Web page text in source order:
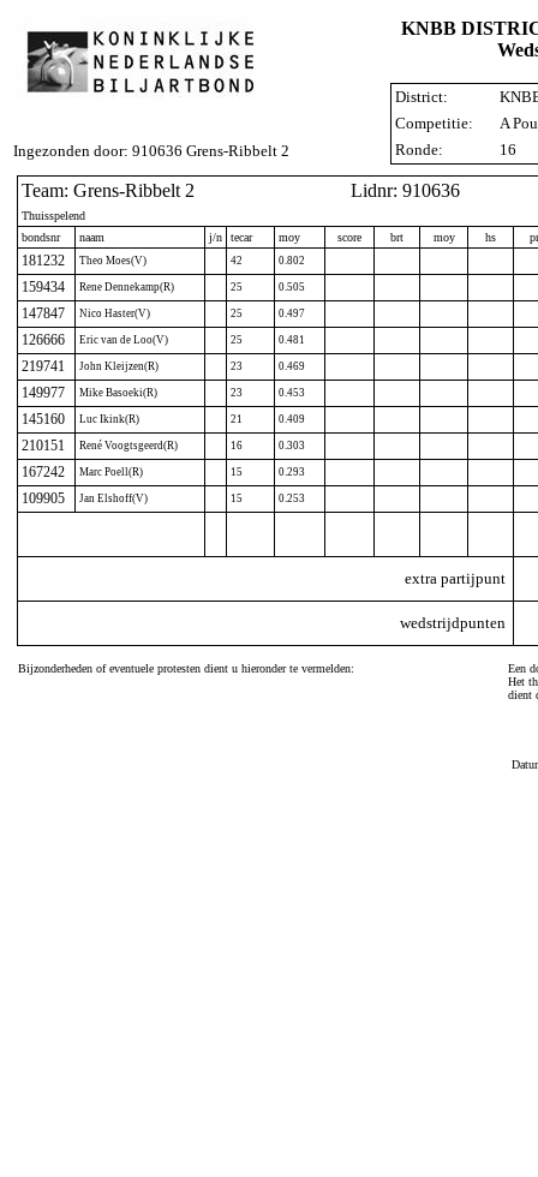
Ingezonden door: 910636 Grens-Ribbelt 2
KNBB
District:
Competitie:
A
Ronde:
16
Team: Grens-Ribbelt 2 Lidnr: 910636
Thuisspelend
bondsnr
naam j/n tecar moy score brt moy hs
181232 Theo Moes(V) 42 0.802
159434 Rene Dennekamp(R) 25 0.505
147847 Nico Haster(V) 25 0.497
126666 Eric van de Loo(V) 25 0.481
219741 John Kleijzen(R) 23 0.469
149977 Mike Basoeki(R) 23 0.453
145160 Luc Ikink(R) 21 0.409
210151 René Voogtsgeerd(R) 16 0.303
167242 Marc Poell(R) 15 0.293
109905 Jan Elshoff(V) 15 0.253
extra partijpunt
wedstrijdpunten
Bijzonderheden of eventuele protesten dient u hieronder te vermelden:
Een
Het
dient